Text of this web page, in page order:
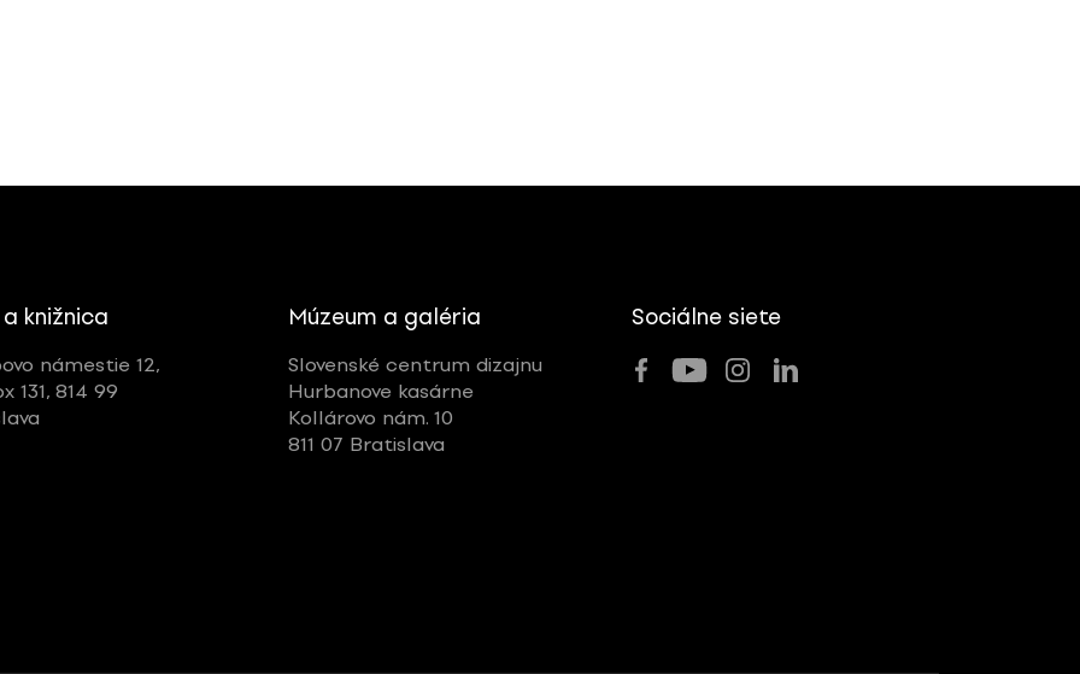
knižnica
námestie 12,
131, 814 99
Múzeum a galéria
Slovenské centrum dizajnu
Hurbanove kasárne
Kollárovo nám. 10
811 07 Bratislava
Sociálne siete